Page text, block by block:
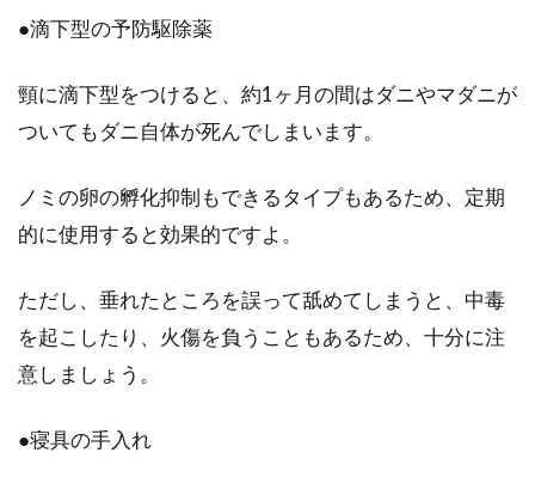
●滴下型の予防駆除薬
頸に滴下型をつけると、約1ヶ月の間はダニやマダニが
ついてもダニ自体が死んでしまいます。
ノミの卵の孵化抑制もできるタイプもあるため、定期
的に使用すると効果的ですよ。
ただし、垂れたところを誤って舐めてしまうと、中毒
を起こしたり、火傷を負うこともあるため、十分に注
意しましょう。
●寝具の手入れ